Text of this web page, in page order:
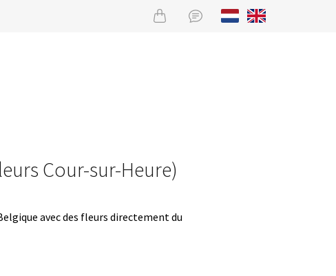
Cour-sur-Heure)
avec des fleurs directement du